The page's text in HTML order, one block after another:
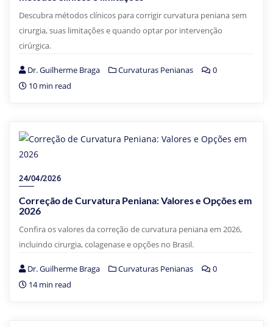
Descubra métodos clínicos para corrigir curvatura peniana sem
cirurgia, suas limitações e quando optar por intervenção
cirúrgica.
Dr. Guilherme Braga Curvaturas Penianas
0
10 min read
24/04/2026
Correção de Curvatura Peniana: Valores e Opções em
2026
Confira os valores da correção de curvatura peniana em 2026,
incluindo cirurgia, colagenase e opções no Brasil.
Dr. Guilherme Braga Curvaturas Penianas
0
14 min read